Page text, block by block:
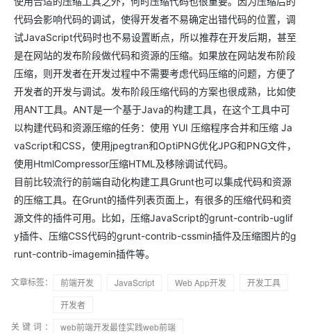
代码会影响代码的调试，使得开发者不易确定出错代码的位置，调
试JavaScript代码时也不易设置断点，所以推荐在开发后期，甚至
是在网站的发布阶段做代码和资源的压缩。如果放在网站发布阶段
压缩，则开发者在开发过程中不需要考虑代码压缩的问题，方便了
开发者的开发与调试。发布阶段压缩代码的方案也很成熟，比如使
用ANT工具。ANT是一个基于Java的构建工具，在这个工具中可
以构建代码和资源压缩的任务：使用 YUI 压缩程序合并和压缩 Ja
vaScript和CSS，使用jpegtran和OptiPNG优化JPG和PNG文件，
使用HtmlCompressor压缩HTML及移除调试代码。
目前比较流行的前端自动化构建工具Grunt也可以集成代码和资源
的压缩工具。在Grunt的插件列表页面上，有很多的压缩代码和资
源文件的插件可用。比如，压缩JavaScript的grunt-contrib-uglif
y插件、压缩CSS代码的grunt-contrib-cssmin插件及压缩图片的g
runt-contrib-imagemin插件等。
文章标签： 前端开发 JavaScript Web App开发
开发工具
开发者
关键词：
web前端开发最佳实践web前端